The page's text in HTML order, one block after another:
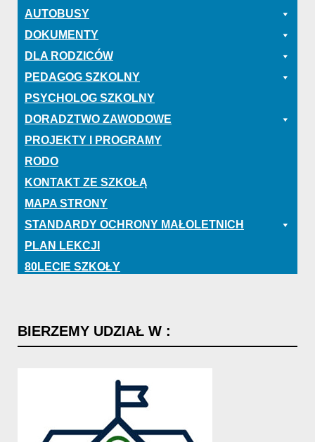
AUTOBUSY
DOKUMENTY
DLA RODZICÓW
PEDAGOG SZKOLNY
PSYCHOLOG SZKOLNY
DORADZTWO ZAWODOWE
PROJEKTY I PROGRAMY
RODO
KONTAKT ZE SZKOŁĄ
MAPA STRONY
STANDARDY OCHRONY MAŁOLETNICH
PLAN LEKCJI
80LECIE SZKOŁY
BIERZEMY UDZIAŁ W :